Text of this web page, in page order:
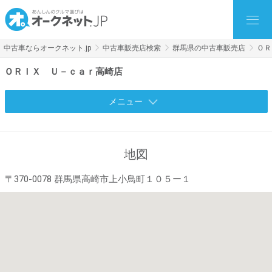
中古車ならオークネット.jp 中古車販売店検索 群馬県の中古車販売店 Ｏ
ＯＲＩＸ Ｕ－ｃａｒ高崎店
メニュー
地図
〒370-0078 群馬県高崎市上小鳥町１０５ー１